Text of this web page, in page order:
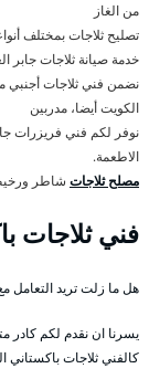
من الغاز
تصليح ثلاجات بمختلف
خدمة صيانة ثلاجات
نضمن فني ثلاجات أجنبي
الكويت أيضا، مدربين
نوفر لكم فني فريزرات
الاطعمة.
مصلح ثلاجات شاطر
فني ثلاجات
هل ما زلت تريد التعامل
يسرنا ان نقدم لكم كادر
كالفني ثلاجات باكستاني